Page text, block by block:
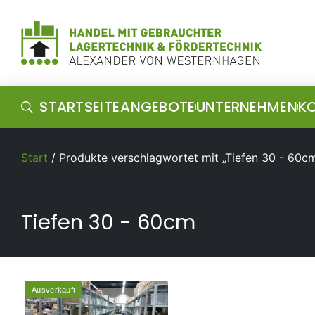
STARTSEITEANGEBOTEUNTERNEHMEN
Start / Produkte verschlagwortet mit „Tiefen 30 -
Tiefen 30 - 60cm
Ausverkauft